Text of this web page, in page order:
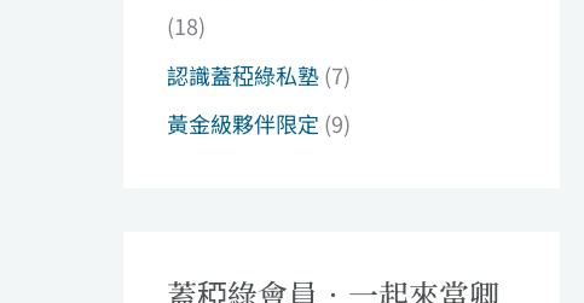
(18)
認識蓋稏綠私塾(7)
黃金級夥伴限定 (9)
蓋稏綠會員．一起來當卿